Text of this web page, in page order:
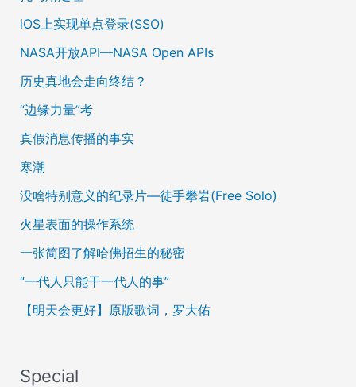
iOS上实现单点登录(SSO)
NASA开放API—NASA Open APIs
历史真地会走向终结？
“边缘力量”考
真假消息传播的事实
寒潮
没啥特别意义的纪录片—徒手攀岩(Free Solo)
火星表面的操作系统
一张简图了解哈佛招生的秘密
“一代人只能干一代人的事”
【明天会更好】原版歌词，罗大佑
Special